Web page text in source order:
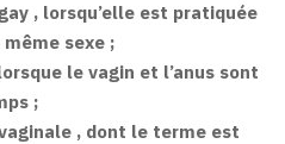
, lorsqu’elle est pratiquée
sexe ;
le vagin et l’anus sont
;
, dont le terme est